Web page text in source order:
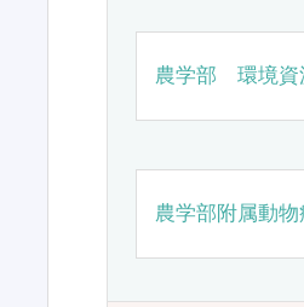
農学部 環境資
農学部附属動